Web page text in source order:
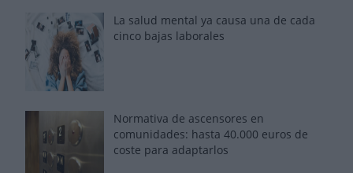
La salud mental ya causa una de cada
cinco bajas laborales
Normativa de ascensores en
comunidades: hasta 40.000 euros de
coste para adaptarlos